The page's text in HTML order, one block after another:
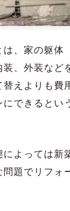
、家の躯体
、外装など
えよりも費
できるとい
よっては新
題でリフォ